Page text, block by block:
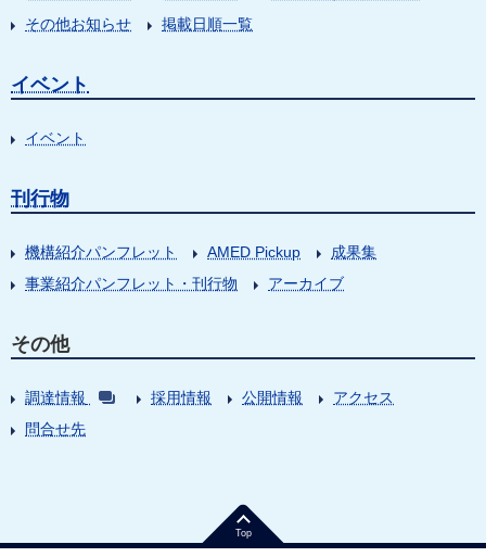
その他お知らせ
掲載日順一覧
イベント
イベント
刊行物
機構紹介パンフレット AMED Pickup
成果集
事業紹介パンフレット・刊行物
アーカイブ
その他
調達情報 採用情報 公開情報
アクセス
問合せ先
Top